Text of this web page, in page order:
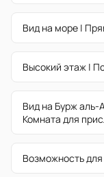
Вид на море |
Высокий этаж |
Вид на Бурж аль-
Комната для
Возможность